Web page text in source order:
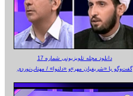
دانلود مجله تلویزیونی شماره 17
گفت‌وگو با «شریفیان مهر»‌و «دلنوا» / مهتاب‌نوردی